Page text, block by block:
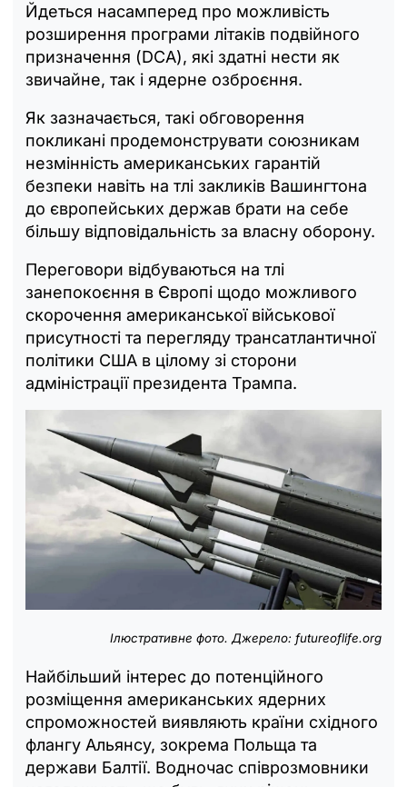
Йдеться насамперед про можливість
розширення програми літаків подвійного
призначення (DCA), які здатні нести як
звичайне, так і ядерне озброєння.
Як зазначається, такі обговорення
покликані продемонструвати союзникам
незмінність американських гарантій
безпеки навіть на тлі закликів Вашингтона
до європейських держав брати на себе
більшу відповідальність за власну оборону.
Переговори відбуваються на тлі
занепокоєння в Європі щодо можливого
скорочення американської військової
присутності та перегляду трансатлантичної
політики США в цілому зі сторони
адміністрації президента Трампа.
Ілюстративне фото. Джерело: futureoflife.org
Найбільший інтерес до потенційного
розміщення американських ядерних
спроможностей виявляють країни східного
флангу Альянсу, зокрема Польща та
держави Балтії. Водночас співрозмовники